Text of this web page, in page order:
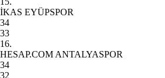
İKAS EYÜPSPOR
34
33
16.
HESAP.COM ANTALYASPOR
34
32